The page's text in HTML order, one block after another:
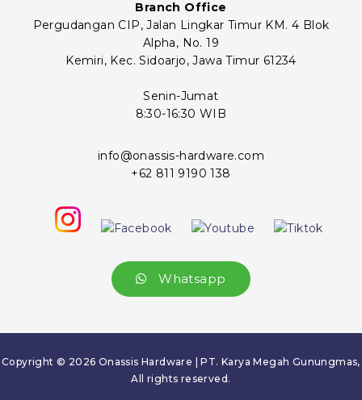
Branch Office
Pergudangan CIP, Jalan Lingkar Timur KM. 4 Blok
Alpha, No. 19
Kemiri, Kec. Sidoarjo, Jawa Timur 61234
Senin-Jumat
8:30-16:30 WIB
info@onassis-hardware.com
+62 811 9190 138
Whatsapp
Copyright © 2026 Onassis Hardware | PT. Karya Megah Gunungmas,
All rights reserved.